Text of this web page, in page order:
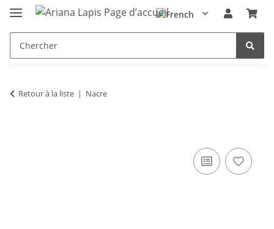
Retour à la liste Nacre